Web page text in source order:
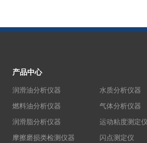
产品中心
润滑油分析仪器
燃料油分析仪器
润滑脂分析仪器
摩擦磨损类检测仪器
水质分析仪器
气体分析仪器
运动粘度测定
闪点测定仪